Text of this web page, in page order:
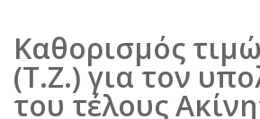
Καθορισμός
(Τ.Ζ.) για τον
του τέλους